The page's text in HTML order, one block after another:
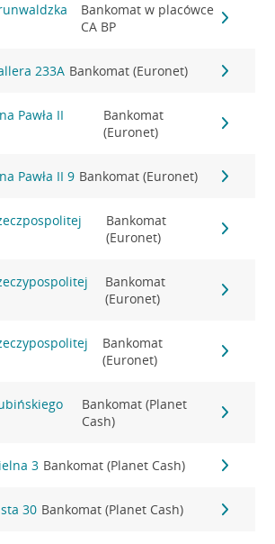
Bankomat w placówce
CA BP
233A Bankomat (Euronet)
Pawła II
Bankomat
(Euronet)
Pawła II 9 Bankomat (Euronet)
Bankomat
(Euronet)
Bankomat
(Euronet)
Bankomat
(Euronet)
Bankomat (Planet
Cash)
3 Bankomat (Planet Cash)
30 Bankomat (Planet Cash)